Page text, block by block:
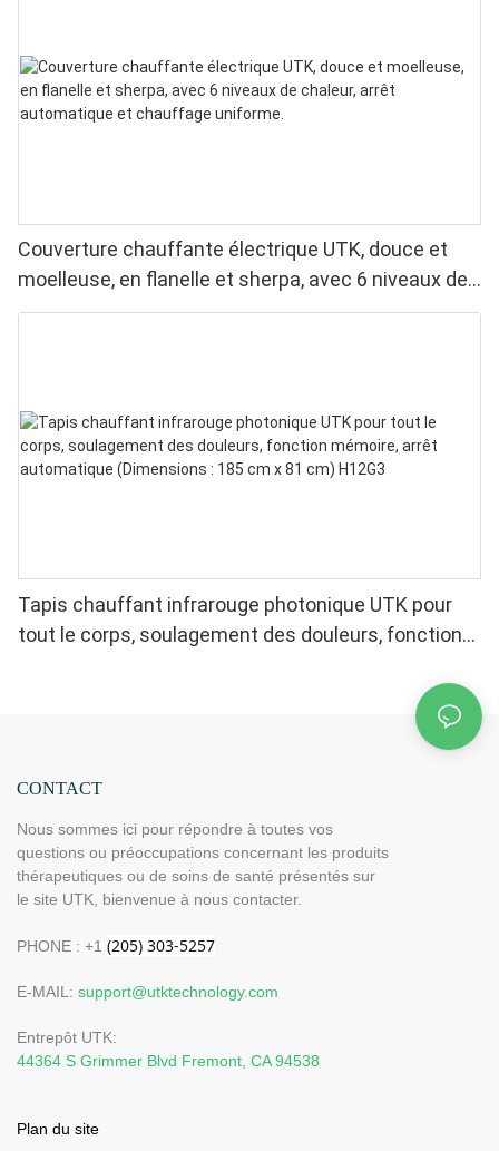
Couverture chauffante électrique UTK, douce et
moelleuse, en flanelle et sherpa, avec 6 niveaux de
chaleur, arrêt automatique et chauffage uniforme.
Tapis chauffant infrarouge photonique UTK pour
tout le corps, soulagement des douleurs, fonction
CONTACT
Nous sommes ici pour répondre à toutes vos
questions ou préoccupations concernant les produits
thérapeutiques ou de soins de santé présentés sur
le site UTK, bienvenue à nous contacter.
PHONE : +1
E-MAIL: support@utktechnology.com
Entrepôt UTK:
44364 S Grimmer Blvd Fremont, CA 94538
Plan du site